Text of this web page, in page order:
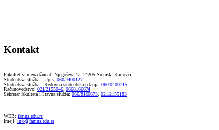
Kontakt
Fakultet za menadžment, Njegoševa 1a, 21205 Sremski Karlovci
Studentska služba – Upis: 060/0400127
Studentska služba – Redovna studentska pitanja: 060/0400715
Računovodstvo: 021/2155046 0668166674
Sekretar fakulteta i Pravna služba: 066/8166673 021/2155183
WEB: famns.edu.rs
Imejl: info@famns.edu.rs